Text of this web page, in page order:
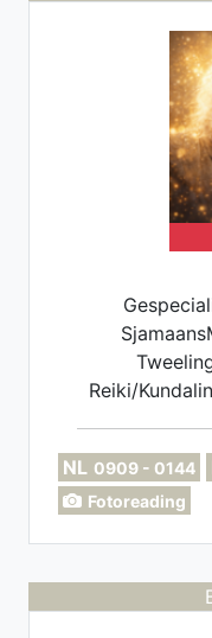
Reiki/
loslaten.. U
bij mij
duidelijkheid
NL 0909 - 0144
Fotoreading